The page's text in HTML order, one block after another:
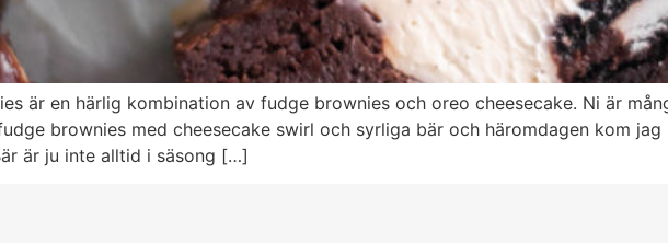
är en härlig kombination av fudge brownies och oreo cheesecake. Ni är
brownies med cheesecake swirl och syrliga bär och häromdagen kom
är ju inte alltid i säsong […]